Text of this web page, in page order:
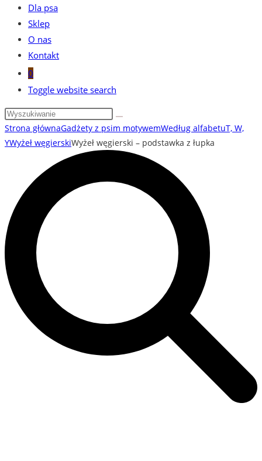
Dla psa
Sklep
O nas
Kontakt
0
Toggle website search
Strona głównaGadżety z psim motywemWedług alfabetuT, W,
YWyżeł węgierskiWyżeł węgierski – podstawka z łupka